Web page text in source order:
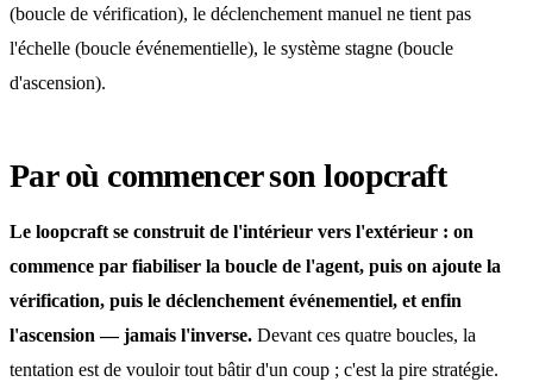
(boucle de vérification), le déclenchement manuel ne tient pas
l'échelle (boucle événementielle), le système stagne (boucle
d'ascension).
Par où commencer son loopcraft
Le loopcraft se construit de l'intérieur vers l'extérieur : on
commence par fiabiliser la boucle de l'agent, puis on ajoute la
vérification, puis le déclenchement événementiel, et enfin
l'ascension — jamais l'inverse. Devant ces quatre boucles, la
tentation est de vouloir tout bâtir d'un coup ; c'est la pire stratégie.